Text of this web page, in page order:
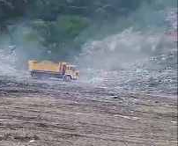
İklim Değişikliği
ve Finike
ve su alanlarına atık
toplam 3 milyon 739